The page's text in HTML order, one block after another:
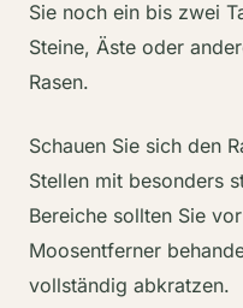
Sie noch ein bis zwei
Steine, Äste oder
Rasen.
Schauen Sie sich den
Stellen mit besonders
Bereiche sollten Sie
Moosentferner
vollständig abkratzen.